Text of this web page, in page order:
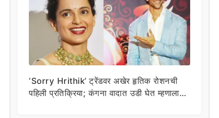
‘Sorry Hrithik’ ट्रेंडवर अखेर हृतिक रोशनची
पहिली प्रतिक्रिया; कंगना वादात उडी घेत म्हणाला…